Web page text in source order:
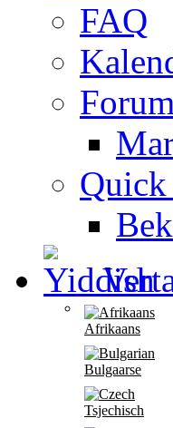
FAQ
Afrikaans
Bulgaarse
Tsjechisch